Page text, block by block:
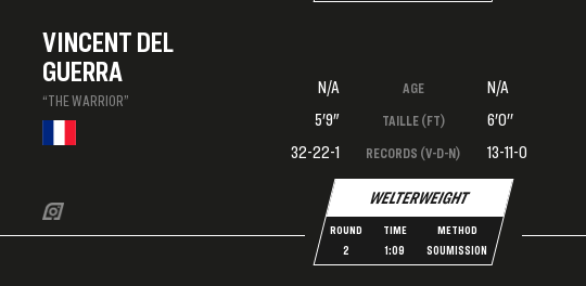
WELTERWEIGHT
ROUND
2
TIME
1:09
METHOD
SOUMISSION
VINCENT DEL
GUERRA
“THE WARRIOR”
N/A AGE
N/A
5'9"
TAILLE (FT)
6'0''
32-22-1
RECORDS (V-D-N) 13-11-0